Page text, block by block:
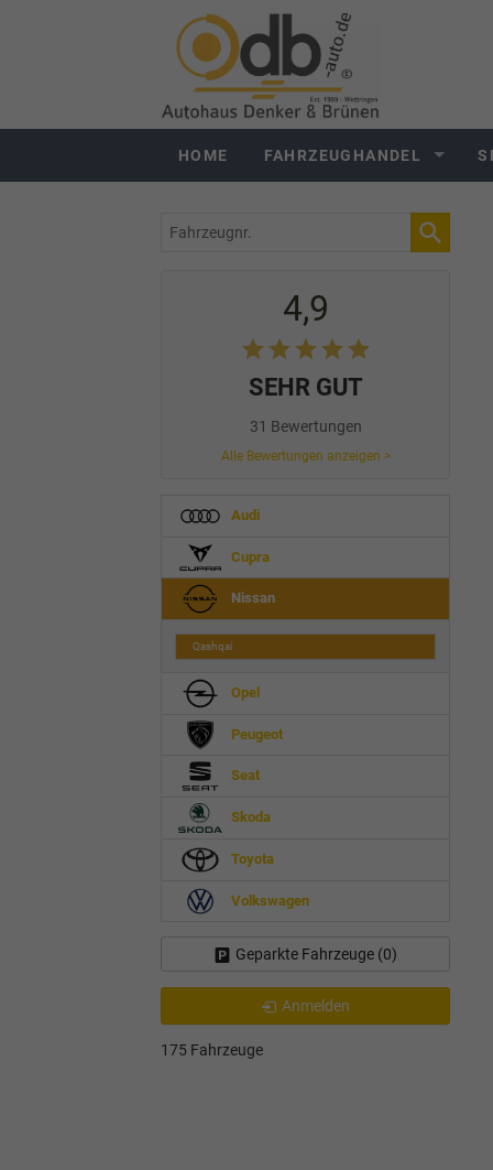
HOME FAHRZEUGHANDEL
Fahrzeugnr.
4,9
SEHR GUT
31 Bewertungen
Alle Bewertungen anzeigen >
Audi
Cupra
Nissan
Qashqai
Opel
Peugeot
Seat
Skoda
Toyota
Volkswagen
Geparkte Fahrzeuge (0)
Anmelden
175 Fahrzeuge